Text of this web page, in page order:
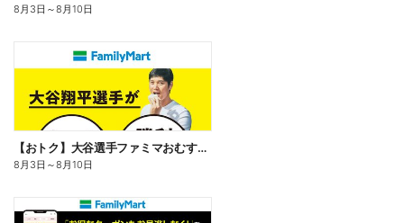
8月3日 ～8月10日
【おトク】大谷選手ファミマおむすび割
8月3日 ～8月10日